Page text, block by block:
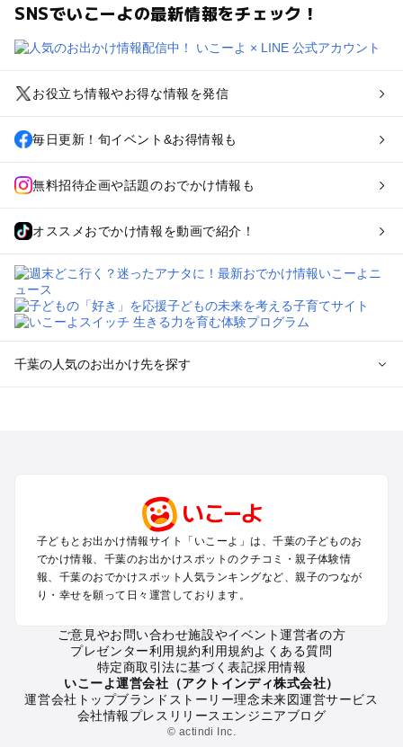
SNSでいこーよの最新情報をチェック！
お役立ち情報やお得な情報を発信
毎日更新！旬イベント&お得情報も
無料招待企画や話題のおでかけ情報も
オススメおでかけ情報を動画で紹介！
千葉の人気のお出かけ先を探す
成田・印西・酒々井のプールお出かけ
館山・南房総のプールお出かけ
九十九里・銚子のプールお出かけ
千葉市・市原のプールお出かけ
鴨川・勝浦・御宿のプールお出かけ
千葉の定番お出かけスポット
千葉の遊園地
千葉の動物園
千葉のバーベキュー
子どもとお出かけ情報サイト「いこーよ」は、千葉の子どものお
でかけ情報、千葉のお出かけスポットのクチコミ・親子体験情
報、千葉のおでかけスポット人気ランキングなど、親子のつなが
り・幸せを願って日々運営しております。
ご意見やお問い合わせ施設やイベント運営者の方
プレゼンター利用規約利用規約よくある質問
特定商取引法に基づく表記採用情報
いこーよ運営会社（アクトインディ株式会社）
運営会社トップブランドストーリー理念未来図運営サービス
会社情報プレスリリース エンジニアブログ
© actindi Inc.